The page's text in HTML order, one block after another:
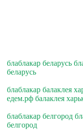
блаблакар беларусь
беларусь
блаблакар балаклея
едем.рф балаклея
блаблакар белгород
белгород